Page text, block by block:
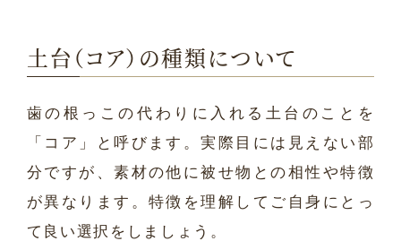
土台（コア）の種類について
歯の根っこの代わりに入れる土台のことを
「コア」と呼びます。実際目には見えない部
分ですが、素材の他に被せ物との相性や特徴
が異なります。特徴を理解してご自身にとっ
て良い選択をしましょう。